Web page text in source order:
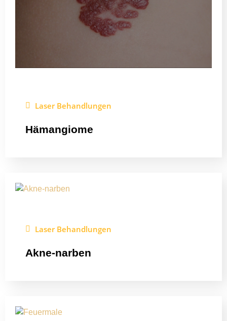
Laser Behandlungen
Hämangiome
Laser Behandlungen
Akne-narben